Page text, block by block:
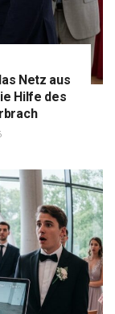
Netz aus
Hilfe des